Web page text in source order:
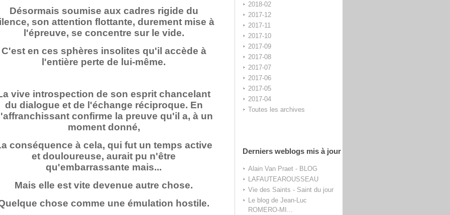
2018-02
2017-12
2017-11
2017-10
2017-09
2017-08
2017-07
2017-06
2017-05
2017-04
Toutes les archives
Derniers weblogs mis à jour
Alain Van Praet - BLOG
LAFAUTEAROUSSEAU
Vie des Saints - Saint du jour
Le blog de Jean-Luc
ROMERO-MI...
Désormais soumise aux cadres rigide du
son attention flottante, durement mise à
l'épreuve, se concentre sur le vide.
C'est en ces sphères insolites qu'il accède à
l'entière perte de lui-même.
vive introspection de son esprit chancelant
du dialogue et de l'échange réciproque. En
confirme la preuve qu'il a, à un
moment donné,
conséquence à cela, qui fut un temps active
et douloureuse, aurait pu n'être
qu'embarrassante mais...
Mais elle est vite devenue autre chose.
chose comme une émulation hostile.